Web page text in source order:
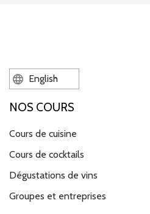
English
NOS COURS
Cours de cuisine
Cours de cocktails
Dégustations de vins
Groupes et entreprises